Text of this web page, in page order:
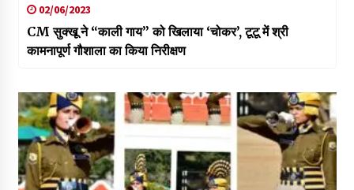
02/06/2023
CM सुक्खू ने “काली गाय” को खिलाया ‘चोकर’, टूटू में श्री
कामनापूर्ण गौशाला का किया निरीक्षण